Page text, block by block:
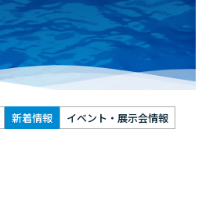
新着情報 イベント・展示会情報